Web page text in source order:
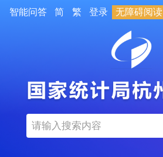
智能问答 简 繁 登录 无障碍阅读